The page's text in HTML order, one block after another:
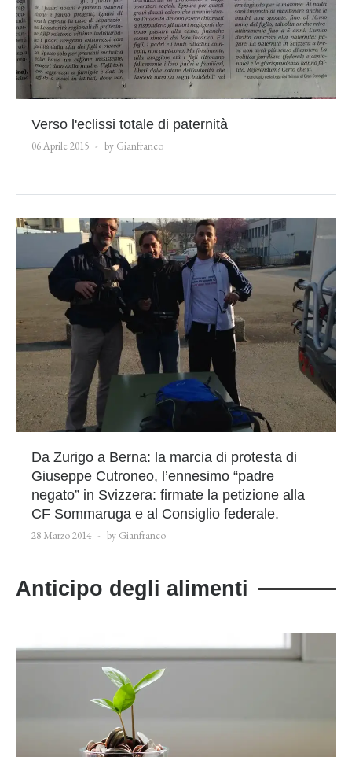
Verso l'eclissi totale di paternità
06 Aprile 2015 by Gianfranco
Da Zurigo a Berna: la marcia di protesta di
Giuseppe Cutroneo, l’ennesimo “padre
negato” in Svizzera: firmate la petizione alla
CF Sommaruga e al Consiglio federale.
28 Marzo 2014 by Gianfranco
Anticipo degli alimenti